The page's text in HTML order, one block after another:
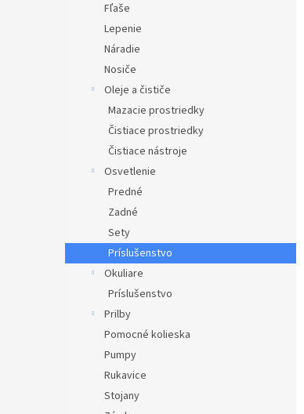
Fľaše
Lepenie
Náradie
Nosiče
Oleje a čističe
Mazacie prostriedky
Čistiace prostriedky
Čistiace nástroje
Osvetlenie
Predné
Zadné
Sety
Príslušenstvo
Okuliare
Príslušenstvo
Prilby
Pomocné kolieska
Pumpy
Rukavice
Stojany